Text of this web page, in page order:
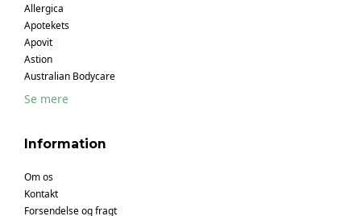
Allergica
Apotekets
Apovit
Astion
Australian Bodycare
Se mere
Information
Om os
Kontakt
Forsendelse og fragt